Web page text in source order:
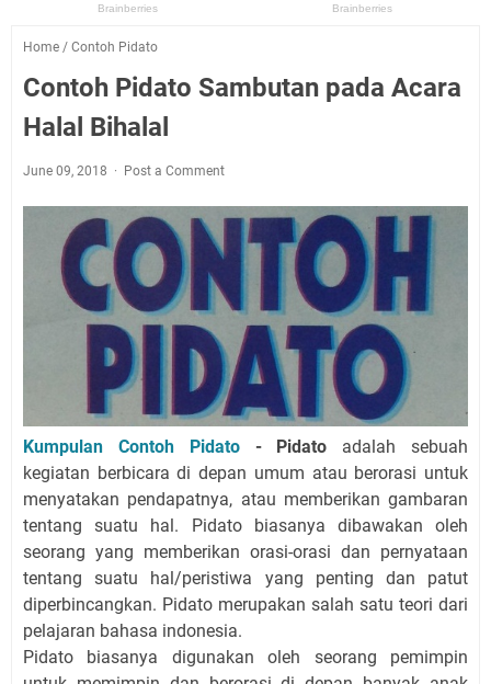
Home / Contoh Pidato
Contoh Pidato Sambutan pada Acara
Halal Bihalal
June 09, 2018 Post a Comment
Kumpulan Contoh Pidato- Pidato adalah sebuah
kegiatan berbicara di depan umum atau berorasi untuk
menyatakan pendapatnya, atau memberikan gambaran
tentang suatu hal. Pidato biasanya dibawakan oleh
seorang yang memberikan orasi-orasi dan pernyataan
tentang suatu hal/peristiwa yang penting dan patut
diperbincangkan. Pidato merupakan salah satu teori dari
pelajaran bahasa indonesia.
Pidato biasanya digunakan oleh seorang pemimpin